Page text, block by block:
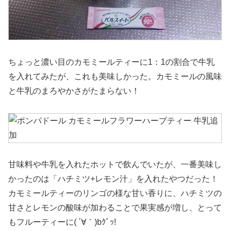
ちょっと濃い目のカモミールティーに1：1の割合で牛乳
を入れてみたが、これも美味しかった。カモミールの風味
と牛乳のまろやかさがたまらない！
甘味料や牛乳を入れたホットで飲んでいたが、一番美味し
かったのは「ハチミツ+レモン汁」を入れたやつだった！
カモミールティーのリンゴの様な甘い香りに、ハチミツの
甘さとレモンの酸味が加わることで果実感が増し、とって
もフルーティーに( ´∀｀)bｸﾞｯ!